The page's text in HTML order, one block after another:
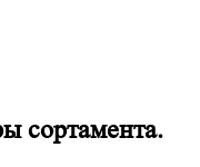
сортамента.